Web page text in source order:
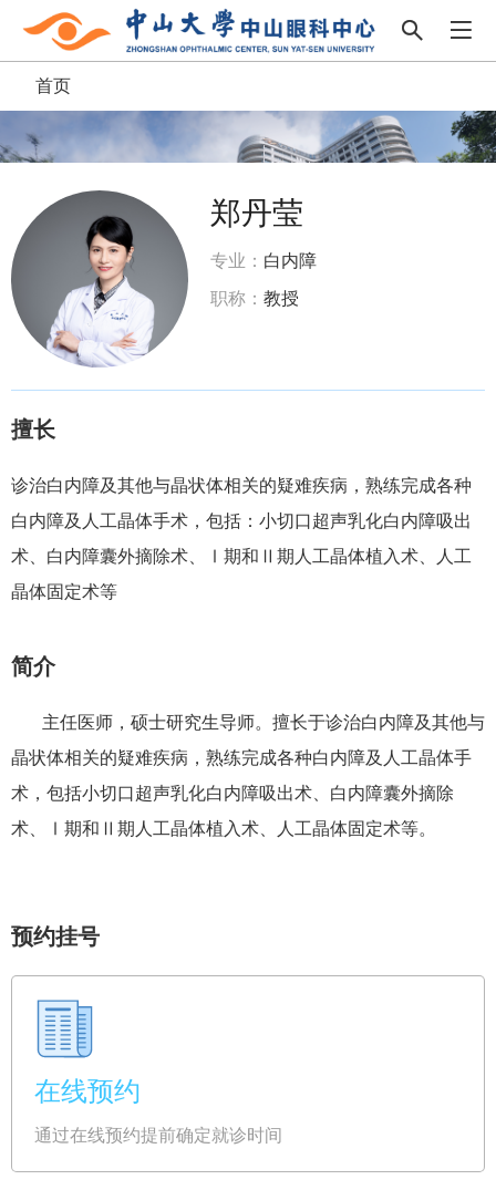
面
包
首页
郑丹莹
专业： 白内障
职称： 教授
擅长
诊治白内障及其他与晶状体相关的疑难疾病，熟练完成各种
白内障及人工晶体手术，包括：小切口超声乳化白内障吸出
术、白内障囊外摘除术、Ⅰ期和Ⅱ期人工晶体植入术、人工
晶体固定术等
简介
主任医师，硕士研究生导师。擅长于诊治白内障及其他与
晶状体相关的疑难疾病，熟练完成各种白内障及人工晶体手
术，包括小切口超声乳化白内障吸出术、白内障囊外摘除
术、Ⅰ期和Ⅱ期人工晶体植入术、人工晶体固定术等。
预约挂号
在线预约
通过在线预约提前确定就诊时间